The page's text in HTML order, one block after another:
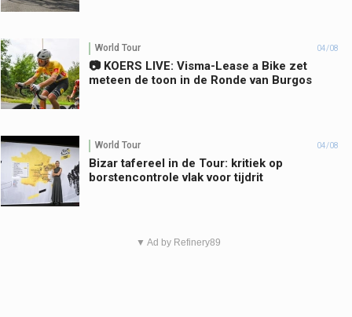
World Tour 04/08
📷 KOERS LIVE: Visma-Lease a Bike zet
meteen de toon in de Ronde van Burgos
World Tour 04/08
Bizar tafereel in de Tour: kritiek op
borstencontrole vlak voor tijdrit
▼ Ad by Refinery89